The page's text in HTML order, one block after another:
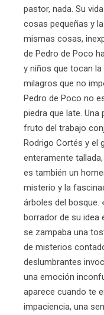
pastor, nada. Su
cosas pequeñas y
mismas cosas,
de Pedro de Poco
y niños que tocan
milagros que no
Pedro de Poco no
piedra que late. Una
fruto del trabajo
Rodrigo Cortés y el
enteramente
es también un
misterio y la
árboles del bosque.
borrador de su idea
se zampaba una
de misterios
deslumbrantes
una emoción
aparece cuando te
impaciencia, una